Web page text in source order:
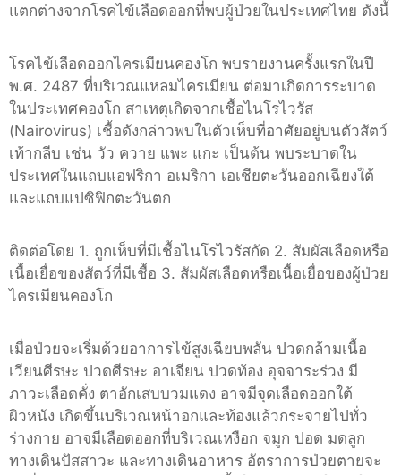
แตกต่างจากโรคไข้เลือดออกที่พบผู้ป่วยในประเทศไทย ดังนี้
โรคไข้เลือดออกไครเมียนคองโก พบรายงานครั้งแรกในปี
พ.ศ. 2487 ที่บริเวณแหลมไครเมียน ต่อมาเกิดการระบาด
ในประเทศคองโก สาเหตุเกิดจากเชื้อไนโรไวรัส
(Nairovirus) เชื้อดังกล่าวพบในตัวเห็บที่อาศัยอยู่บนตัวสัตว์
เท้ากลีบ เช่น วัว ควาย แพะ แกะ เป็นต้น พบระบาดใน
ประเทศในแถบแอฟริกา อเมริกา เอเชียตะวันออกเฉียงใต้
และแถบแปซิฟิกตะวันตก
ติดต่อโดย 1. ถูกเห็บที่มีเชื้อไนโรไวรัสกัด 2. สัมผัสเลือดหรือ
เนื้อเยื่อของสัตว์ที่มีเชื้อ 3. สัมผัสเลือดหรือเนื้อเยื่อของผู้ป่วย
ไครเมียนคองโก
เมื่อป่วยจะเริ่มด้วยอาการไข้สูงเฉียบพลัน ปวดกล้ามเนื้อ
เวียนศีรษะ ปวดศีรษะ อาเจียน ปวดท้อง อุจจาระร่วง มี
ภาวะเลือดคั่ง ตาอักเสบบวมแดง อาจมีจุดเลือดออกใต้
ผิวหนัง เกิดขึ้นบริเวณหน้าอกและท้องแล้วกระจายไปทั่ว
ร่างกาย อาจมีเลือดออกที่บริเวณเหงือก จมูก ปอด มดลูก
ทางเดินปัสสาวะ และทางเดินอาหาร อัตราการป่วยตายจะ